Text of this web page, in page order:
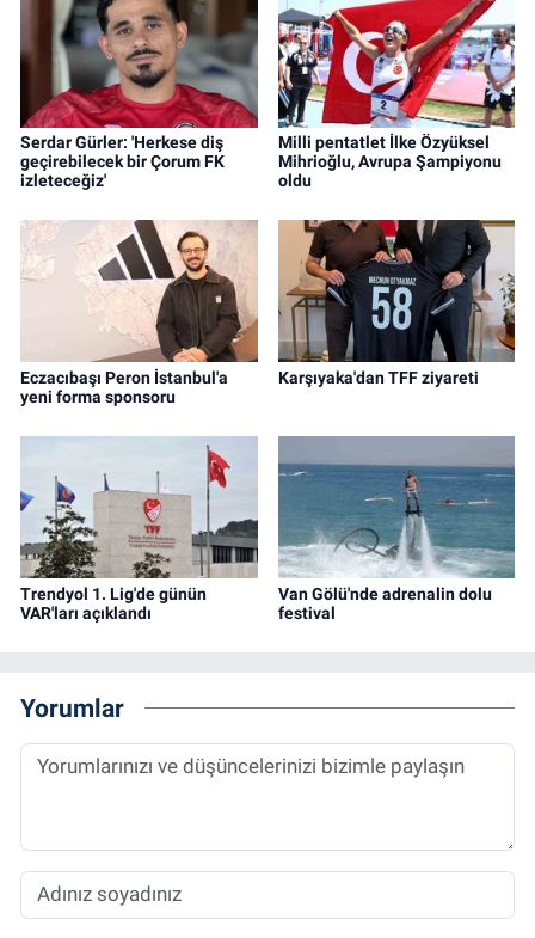
Serdar Gürler: 'Herkese diş
geçirebilecek bir Çorum FK
izleteceğiz'
Milli pentatlet İlke Özyüksel
Mihrioğlu, Avrupa Şampiyonu
oldu
Eczacıbaşı Peron İstanbul'a
yeni forma sponsoru
Karşıyaka'dan TFF ziyareti
Trendyol 1. Lig'de günün
VAR'ları açıklandı
Van Gölü'nde adrenalin dolu
festival
Yorumlar